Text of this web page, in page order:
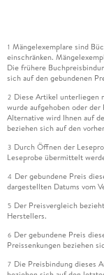
1 Mängelexemplare sind
einschränken.
Die frühere
sich auf den gebundenen
2 Diese Artikel unterliegen
wurde aufgehoben oder
Alternative wird Ihnen auf
beziehen sich auf den
3 Durch Öffnen der
Leseprobe übermittelt
4 Der gebundene Preis
dargestellten Datums vom
5 Der Preisvergleich
Herstellers.
6 Der gebundene Preis
Preissenkungen beziehen
7 Die Preisbindung dieses